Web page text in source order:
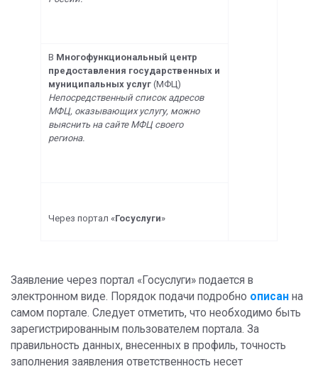
В Многофункциональный центр
предоставления государственных и
муниципальных услуг(МФЦ)
Непосредственный список адресов
МФЦ, оказывающих услугу, можно
выяснить на сайте МФЦ своего
региона.
Через портал «Госуслуги»
Заявление через портал «Госуслуги» подается в
электронном виде. Порядок подачи подробно описан на
самом портале. Следует отметить, что необходимо быть
зарегистрированным пользователем портала. За
правильность данных, внесенных в профиль, точность
заполнения заявления ответственность несет